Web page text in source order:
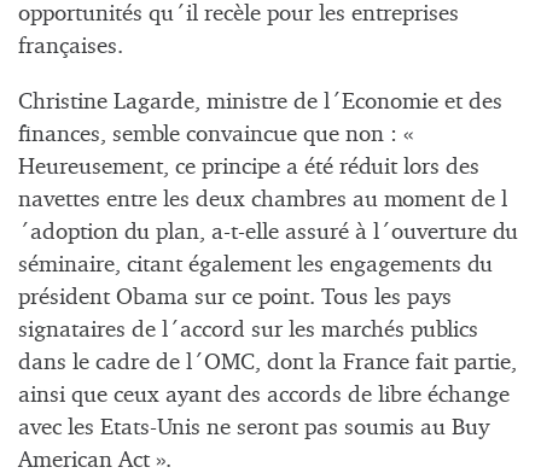
opportunités qu´il recèle pour les entreprises
françaises.
Christine Lagarde, ministre de l´Economie et des
finances, semble convaincue que non : «
Heureusement, ce principe a été réduit lors des
navettes entre les deux chambres au moment de l
´adoption du plan, a-t-elle assuré à l´ouverture du
séminaire, citant également les engagements du
président Obama sur ce point. Tous les pays
signataires de l´accord sur les marchés publics
dans le cadre de l´OMC, dont la France fait partie,
ainsi que ceux ayant des accords de libre échange
avec les Etats-Unis ne seront pas soumis au Buy
American Act ».